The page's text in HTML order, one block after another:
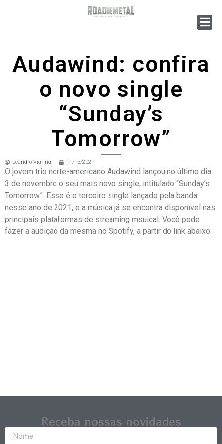
Audawind: confira
o novo single
“Sunday’s
Tomorrow”
Leandro Vianna 11/13/2021
O jovem trio norte-americano Audawind lançou no último dia
3 de novembro o seu mais novo single, intitulado “Sunday’s
Tomorrow”. Esse é o terceiro single lançado pela banda
nesse ano de 2021, e a música já se encontra disponível nas
principais plataformas de streaming msuical. Você pode
fazer a audição da mesma no Spotify, a partir do link abaixo.
Receba nossas novidades